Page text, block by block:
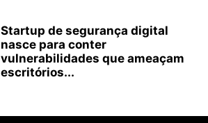
Startup de segurança digital
nasce para conter
vulnerabilidades que ameaçam
escritórios...